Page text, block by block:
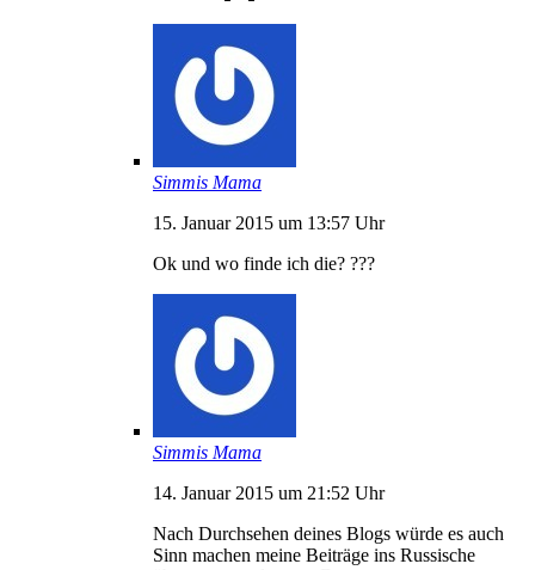
Simmis Mama
15. Januar 2015 um 13:57 Uhr
Ok und wo finde ich die? ???
Simmis Mama
14. Januar 2015 um 21:52 Uhr
Nach Durchsehen deines Blogs würde es auch
Sinn machen meine Beiträge ins Russische